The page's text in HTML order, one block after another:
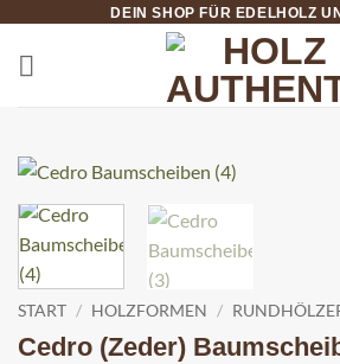
springen
DEIN SHOP FÜR EDELHOLZ
START / HOLZFORMEN /
Cedro (Zeder)